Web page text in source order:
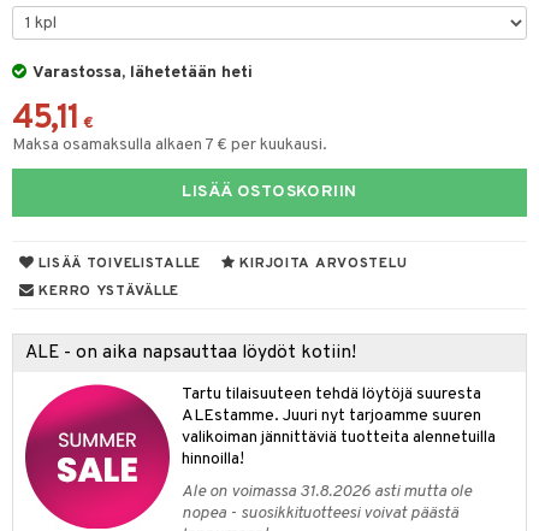
Varastossa, lähetetään heti
45,11 €
Maksa osamaksulla alkaen 7 € per kuukausi.
LISÄÄ OSTOSKORIIN
LISÄÄ TOIVELISTALLE
KIRJOITA ARVOSTELU
KERRO YSTÄVÄLLE
ALE - on aika napsauttaa löydöt kotiin!
Tartu tilaisuuteen tehdä löytöjä suuresta
ALEstamme. Juuri nyt tarjoamme suuren
valikoiman jännittäviä tuotteita alennetuilla
hinnoilla!
Ale on voimassa 31.8.2026 asti mutta ole
nopea - suosikkituotteesi voivat päästä
& Vihannesveitset
Baaritarvikkeet
sisustus
tarvikkeita
tekstiilit
koristelu
säilytys
tekstiilit
Saalit
& Tyynyliinat
& Peitot
& Koukut
& Korit
& Veistokset
& Lyhdyt
tekstiilit
tekstiilit
hyönteissuoja
& Lyhdyt